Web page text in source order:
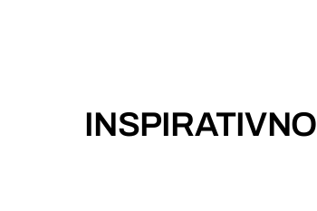
INSPIRATIVNO